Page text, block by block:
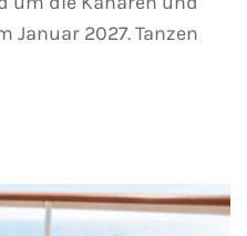
Januar 2027. Tanzen